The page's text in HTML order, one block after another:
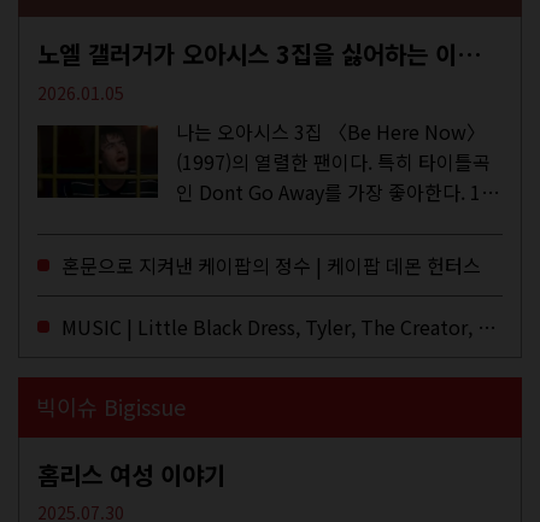
노엘 갤러거가 오아시스 3집을 싫어하는 이유 | DEFINITELY MAYBE, AGAIN
2026.01.05
나는 오아시스 3집 〈Be Here Now〉
(1997)의 열렬한 팬이다. 특히 타이틀곡
인 Dont Go Away를 가장 좋아한다. 15
이브·데모·부틀렉을 합쳐 3만 번 이상은
듣지 않았나 싶다. 이토록...
혼문으로 지켜낸 케이팝의 정수 | 케이팝 데몬 헌터스
MUSIC | Little Black Dress, Tyler, The Creator, Essie Jain
빅이슈 Bigissue
홈리스 여성 이야기
2025.07.30